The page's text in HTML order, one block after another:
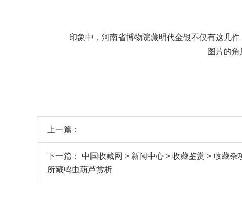
印象中，河南省博物院藏明代金银不仅有这几件
图片的角
上一篇：
下一篇： 中国收藏网 > 新闻中心 > 收藏鉴赏 > 收藏
所藏鸣虫葫芦赏析